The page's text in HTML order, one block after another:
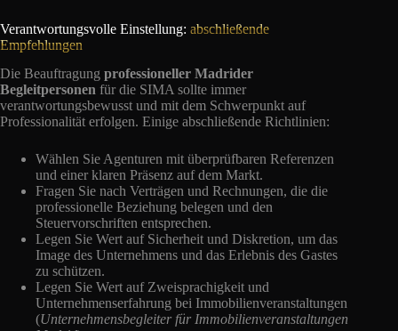
Verantwortungsvolle Einstellung: abschließende
Empfehlungen
Die Beauftragung professioneller Madrider
Begleitpersonen für die SIMA sollte immer
verantwortungsbewusst und mit dem Schwerpunkt auf
Professionalität erfolgen. Einige abschließende Richtlinien:
Wählen Sie Agenturen mit überprüfbaren Referenzen
und einer klaren Präsenz auf dem Markt.
Fragen Sie nach Verträgen und Rechnungen, die die
professionelle Beziehung belegen und den
Steuervorschriften entsprechen.
Legen Sie Wert auf Sicherheit und Diskretion, um das
Image des Unternehmens und das Erlebnis des Gastes
zu schützen.
Legen Sie Wert auf Zweisprachigkeit und
Unternehmenserfahrung bei Immobilienveranstaltungen
(Unternehmensbegleiter für Immobilienveranstaltungen